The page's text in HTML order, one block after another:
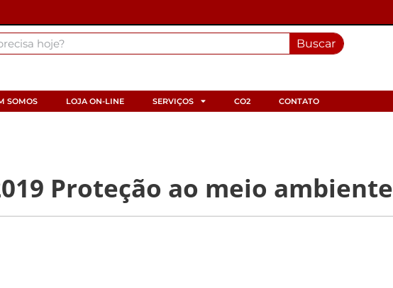
Buscar
SOMOS LOJA ON-LINE SERVIÇOS CO2 CONTATO
Proteção ao meio ambiente